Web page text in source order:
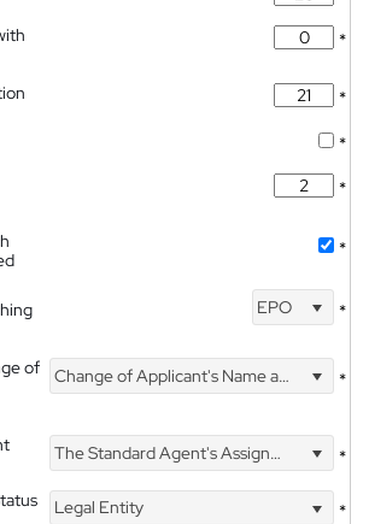
*
*
*
*
*
EPO *
of
Change of Applicant's Name and Address *
The Standard Agent's Assignment
*
Legal Entity
*